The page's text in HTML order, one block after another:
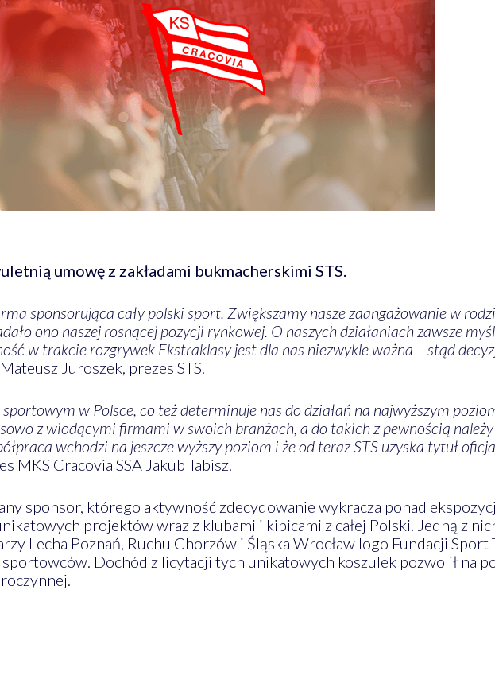
umowę z zakładami bukmacherskimi STS.
sponsorująca cały polski sport. Zwiększamy nasze zaangażowanie w
ono naszej rosnącej pozycji rynkowej. O naszych działaniach zawsze
w trakcie rozgrywek Ekstraklasy jest dla nas niezwykle ważna – stąd
Juroszek, prezes STS.
w Polsce, co też determinuje nas do działań na najwyższym
z wiodącymi firmami w swoich branżach, a do takich z pewnością należy
wchodzi na jeszcze wyższy poziom i że od teraz STS uzyska tytuł
MKS Cracovia SSA Jakub Tabisz.
sponsor, którego aktywność zdecydowanie wykracza ponad
projektów wraz z klubami i kibicami z całej Polski. Jedną z
Lecha Poznań, Ruchu Chorzów i Śląska Wrocław logo Fundacji Sport
Dochód z licytacji tych unikatowych koszulek pozwolił na